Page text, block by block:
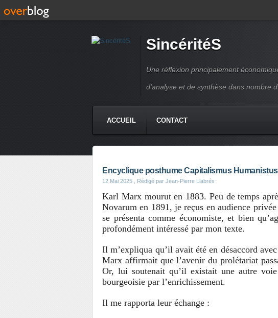
SincéritéS
Une réflexion principalement
d'analyse et de synthèse dans nombre
ACCUEIL CONTACT
Encyclique posthume Capitalismus Humanistus
12 Mai 2025 , Rédigé par Jean-Pierre Llabrés
Karl Marx mourut en 1883. Peu de temps
Novarum en 1891, je reçus en audience
se présenta comme économiste, et bien
profondément intéressé par mon texte.
Il m’expliqua qu’il avait été en désaccord
Marx affirmait que l’avenir du prolétariat
Or, lui soutenait qu’il existait une autre
bourgeoisie par l’enrichissement.
Il me rapporta leur échange :